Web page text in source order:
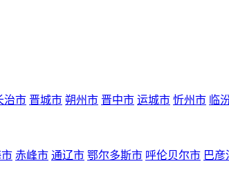
治市 晋城市 朔州市 晋中市 运城市 忻州市 临
赤峰市 通辽市 鄂尔多斯市 呼伦贝尔市 巴彦